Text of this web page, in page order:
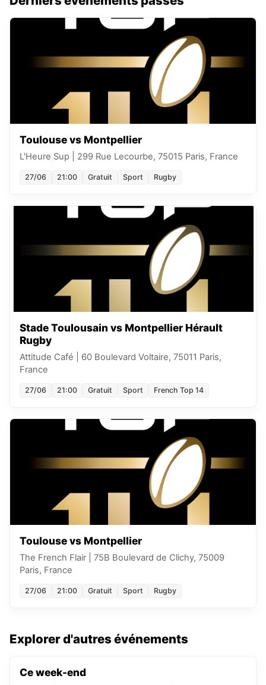
Toulouse vs Montpellier
L'Heure Sup 299 Rue Lecourbe, 75015 Paris, France
27/06 21:00 Gratuit Sport Rugby
Stade Toulousain vs Montpellier Hérault
Rugby
Attitude Café
60 Boulevard Voltaire, 75011 Paris,
France
27/06 21:00 Gratuit Sport French Top 14
Toulouse vs Montpellier
The French Flair
75B Boulevard de Clichy, 75009
Paris, France
27/06 21:00 Gratuit Sport Rugby
Explorer d'autres événements
Ce week-end